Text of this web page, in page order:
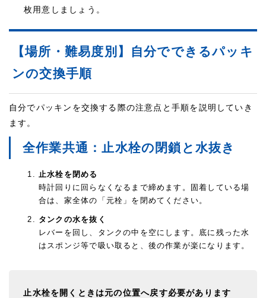
枚用意しましょう。
【場所・難易度別】自分でできるパッキ
ンの交換手順
自分でパッキンを交換する際の注意点と手順を説明していき
ます。
全作業共通：止水栓の閉鎖と水抜き
止水栓を閉める
時計回りに回らなくなるまで締めます。固着している場
合は、家全体の「元栓」を閉めてください。
タンクの水を抜く
レバーを回し、タンクの中を空にします。底に残った水
はスポンジ等で吸い取ると、後の作業が楽になります。
止水栓を開くときは元の位置へ戻す必要があります